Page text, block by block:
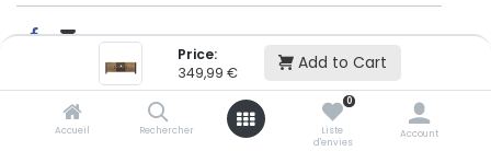
Price:
349,99 € Add to Cart
Accueil Rechercher
0
Liste
d'envies
Account
Cet article n'est plus disponible.